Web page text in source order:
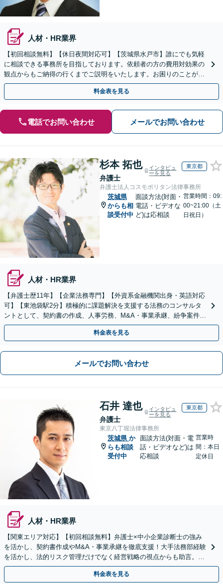
人材・HR業界
【初回相談無料】【休日夜間対応可】【茨城県水戸市】誰にでも気軽
に相談できる事務所を目指しております。依頼者の方の費用対効果の
観点からもご納得の行くまでご説明をいたします。お困りのことがご
ざいましたらお気軽にご相談ください。
料金表を見る
電話でお問い合わせ メールでお問い合わせ
杉本 拓也
弁護士
インタビュ
ーを見る
東京都
弁護士法人コスモポリタン法律事務所
茨城県
からも相
談受付中
面談方法(対面・
電話・ビデオな
ど)は応相談
営業時間：09:
00~21:00（土
日祝日）
人材・HR業界
【弁護士歴11年】【企業法務専門】【外資系金融機関出身・英語対応
可】【東池袋駅2分】積極的に課題解決を支援する法務のコンサルタ
ントとして、契約書の作成、人事労務、M&A・事業承継、紛争案件等
に広く対応致します【初回面談無料】
料金表を見る
メールでお問い合わせ
石井 達也
弁護士
インタビュ
ーを見る
東京都
東京八丁堀法律事務所
茨城県 か
らも相談
受付中
面談方法(対面・電
話・ビデオなど)は
応相談
営業時
間：本日
定休日
人材・HR業界
【関東エリア対応】【初回相談無料】弁護士×中小企業診断士の強み
を活かし、契約書作成やM&A・事業承継を徹底支援！大手法務部経験
を活かし、法的リスク管理だけでなく経営戦略の視点からも助言。攻
めと守りの法務で、企業のさらなる成長に貢献します。
料金表を見る